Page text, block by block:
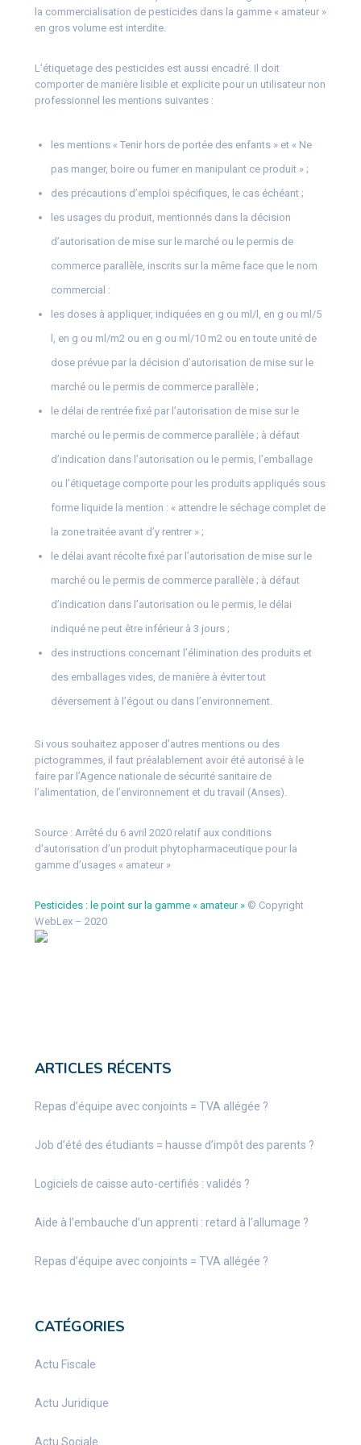
la commercialisation de pesticides dans la gamme « amateur »
en gros volume est interdite.
L’étiquetage des pesticides est aussi encadré. Il doit
comporter de manière lisible et explicite pour un utilisateur non
professionnel les mentions suivantes :
les mentions « Tenir hors de portée des enfants » et « Ne
pas manger, boire ou fumer en manipulant ce produit » ;
des précautions d’emploi spécifiques, le cas échéant ;
les usages du produit, mentionnés dans la décision
d’autorisation de mise sur le marché ou le permis de
commerce parallèle, inscrits sur la même face que le nom
commercial :
les doses à appliquer, indiquées en g ou ml/l, en g ou ml/5
l, en g ou ml/m2 ou en g ou ml/10 m2 ou en toute unité de
dose prévue par la décision d’autorisation de mise sur le
marché ou le permis de commerce parallèle ;
le délai de rentrée fixé par l’autorisation de mise sur le
marché ou le permis de commerce parallèle ; à défaut
d’indication dans l’autorisation ou le permis, l’emballage
ou l’étiquetage comporte pour les produits appliqués sous
forme liquide la mention : « attendre le séchage complet de
la zone traitée avant d’y rentrer » ;
le délai avant récolte fixé par l’autorisation de mise sur le
marché ou le permis de commerce parallèle ; à défaut
d’indication dans l’autorisation ou le permis, le délai
indiqué ne peut être inférieur à 3 jours ;
des instructions concernant l’élimination des produits et
des emballages vides, de manière à éviter tout
déversement à l’égout ou dans l’environnement.
Si vous souhaitez apposer d’autres mentions ou des
pictogrammes, il faut préalablement avoir été autorisé à le
faire par l’Agence nationale de sécurité sanitaire de
l’alimentation, de l’environnement et du travail (Anses).
Source : Arrêté du 6 avril 2020 relatif aux conditions
d’autorisation d’un produit phytopharmaceutique pour la
gamme d’usages « amateur »
Pesticides : le point sur la gamme « amateur »© Copyright
WebLex – 2020
ARTICLES RÉCENTS
Repas d’équipe avec conjoints = TVA allégée ?
Job d’été des étudiants = hausse d’impôt des parents ?
Logiciels de caisse auto-certifiés : validés ?
Aide à l’embauche d’un apprenti : retard à l’allumage ?
Repas d’équipe avec conjoints = TVA allégée ?
CATÉGORIES
Actu Fiscale
Actu Juridique
Actu Sociale